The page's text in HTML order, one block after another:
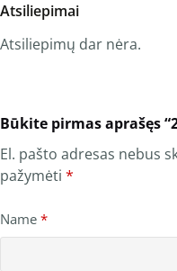
Atsiliepimai
Atsiliepimų dar nėra.
Būkite pirmas aprašęs
El. pašto adresas nebus
pažymėti *
Name *